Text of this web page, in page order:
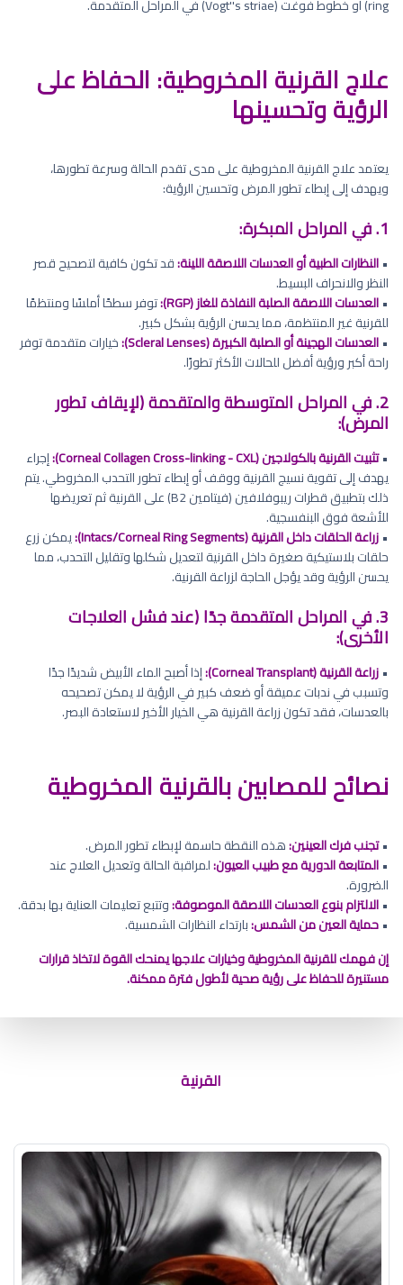
ring) أو خطوط فوغت (Vogt''s striae) في المراحل المتقدمة.
علاج القرنية المخروطية: الحفاظ على
الرؤية وتحسينها
يعتمد علاج القرنية المخروطية على مدى تقدم الحالة وسرعة تطورها،
ويهدف إلى إبطاء تطور المرض وتحسين الرؤية:
1. في المراحل المبكرة:
•النظارات الطبية أو العدسات اللاصقة اللينة:قد تكون كافية لتصحيح قصر
النظر والانحراف البسيط.
•العدسات اللاصقة الصلبة النفاذة للغاز (RGP):
توفر سطحًا أملسًا ومنتظمًا
للقرنية غير المنتظمة، مما يحسن الرؤية بشكل كبير.
•العدسات الهجينة أو الصلبة الكبيرة (Scleral Lenses):
خيارات متقدمة توفر
راحة أكبر ورؤية أفضل للحالات الأكثر تطورًا.
2. في المراحل المتوسطة والمتقدمة (لإيقاف تطور
المرض):
•تثبيت القرنية بالكولاجين (Corneal Collagen Cross-linking - CXL):
إجراء
يهدف إلى تقوية نسيج القرنية ووقف أو إبطاء تطور التحدب المخروطي. يتم
ذلك بتطبيق قطرات ريبوفلافين (فيتامين B2) على القرنية ثم تعريضها
للأشعة فوق البنفسجية.
•زراعة الحلقات داخل القرنية (Intacs/Corneal Ring Segments):
يمكن زرع
حلقات بلاستيكية صغيرة داخل القرنية لتعديل شكلها وتقليل التحدب، مما
يحسن الرؤية وقد يؤجل الحاجة لزراعة القرنية.
3. في المراحل المتقدمة جدًا (عند فشل العلاجات
الأخرى):
•زراعة القرنية (Corneal Transplant):
إذا أصبح الماء الأبيض شديدًا جدًا
وتسبب في ندبات عميقة أو ضعف كبير في الرؤية لا يمكن تصحيحه
بالعدسات، فقد تكون زراعة القرنية هي الخيار الأخير لاستعادة البصر.
نصائح للمصابين بالقرنية المخروطية
•تجنب فرك العينين:هذه النقطة حاسمة لإبطاء تطور المرض.
•المتابعة الدورية مع طبيب العيون:لمراقبة الحالة وتعديل العلاج عند
الضرورة.
•الالتزام بنوع العدسات اللاصقة الموصوفة:وتتبع تعليمات العناية بها بدقة.
•حماية العين من الشمس:بارتداء النظارات الشمسية.
إن فهمك للقرنية المخروطية وخيارات علاجها يمنحك القوة لاتخاذ قرارات
مستنيرة للحفاظ على رؤية صحية لأطول فترة ممكنة.
القرنية